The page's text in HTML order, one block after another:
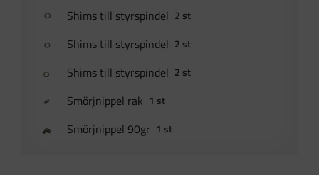
Shims till styrspindel 2 st
Shims till styrspindel 2 st
Shims till styrspindel 2 st
Smörjnippel rak 1 st
Smörjnippel 90gr 1 st